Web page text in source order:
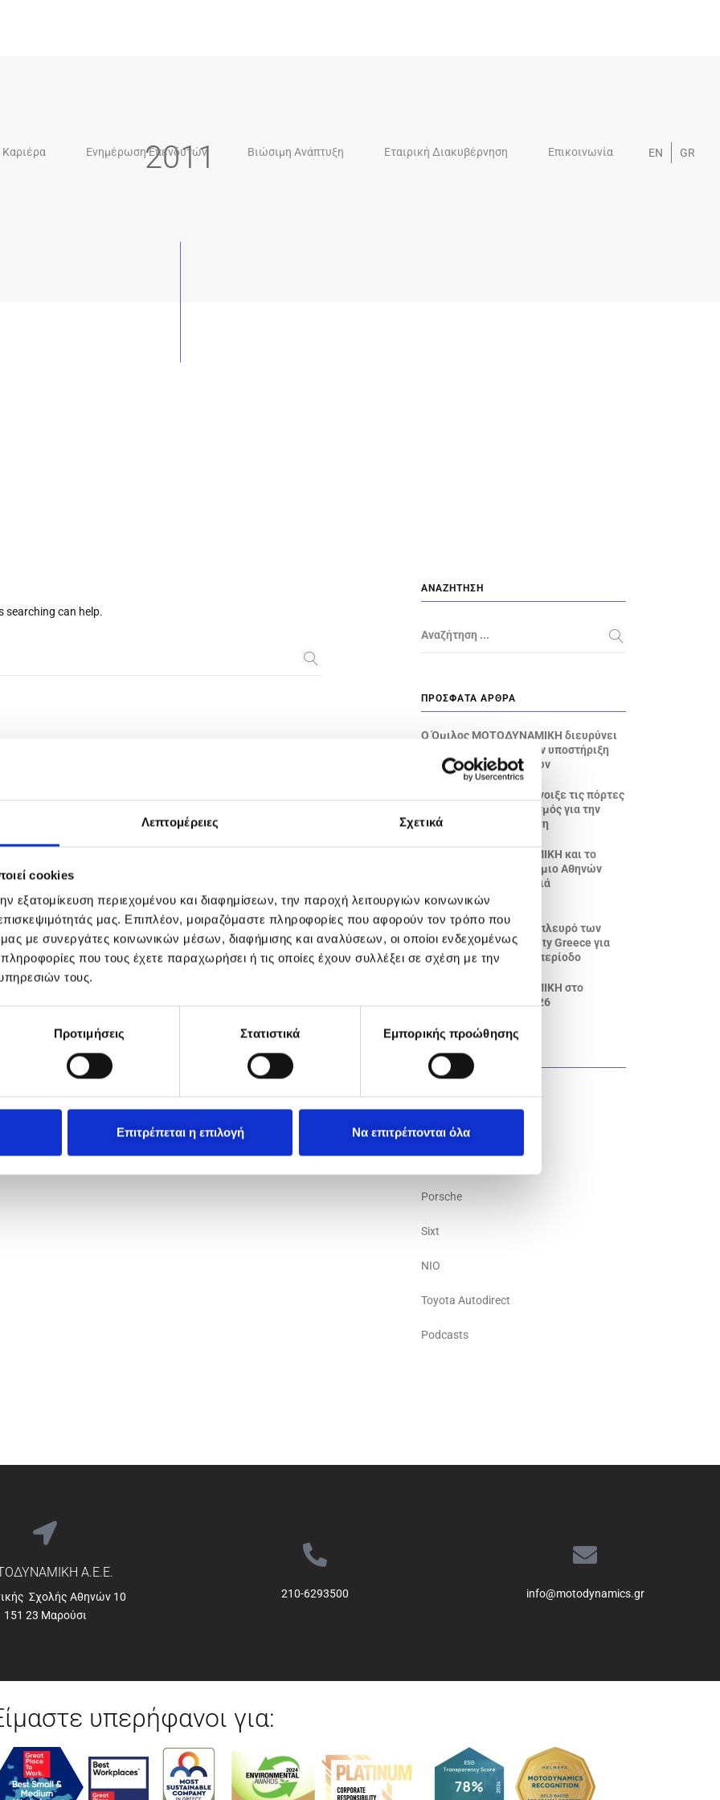
Λεπτομέρειες Σχετικά
cookies
εξατομίκευση περιεχομένου και διαφημίσεων, την παροχή λειτουργιών κοινωνικών
μας. Επιπλέον, μοιραζόμαστε πληροφορίες που αφορούν τον τρόπο που
μας με συνεργάτες κοινωνικών μέσων, διαφήμισης και αναλύσεων, οι οποίοι ενδεχομένως
που τους έχετε παραχωρήσει ή τις οποίες έχουν συλλέξει σε σχέση με την
τους.
Προτιμήσεις Στατιστικά Εμπορικής προώθησης
Επιτρέπεται η επιλογή Να επιτρέπονται όλα
Καριέρα Ενημέρωση Επενδυτών Βιώσιμη Ανάπτυξη Εταιρική Διακυβέρνηση Επικοινωνία EN GR
2011
searching can help.
ΑΝΑΖΉΤΗΣΗ
Αναζήτηση ...
ΠΡΌΣΦΑΤΑ ΆΡΘΡΑ
Ο Όμιλος ΜΟΤΟΔΥΝΑΜΙΚΗ διευρύνει
το αποτύπωμά του στην υποστήριξη
της νέας γενιάς αθλητών
Το NIO House Athens άνοιξε τις πόρτες
του: Ένας νέος προορισμός για την
premium ηλεκτροκίνηση
Ο Όμιλος ΜΟΤΟΔΥΝΑΜΙΚΗ και το
Οικονομικό Πανεπιστήμιο Αθηνών
επενδύουν στη νέα γενιά
επαγγελματιών
ΜΟΤΟΔΥΝΑΜΙΚΗ: Στο πλευρό των
εθελοντών της Humanity Greece για
ακόμη μια αντιπυρική περίοδο
Ο Όμιλος ΜΟΤΟΔΥΝΑΜΙΚΗ στο
Messinia Challenge 2026
ΚΑΤΗΓΟΡΊΕΣ ΝΈΩΝ
Μοτοδυναμική
Porsche
Sixt
NIO
Toyota Autodirect
Podcasts
Α.Ε.Ε.
Σχολής Αθηνών 10
151 23 Μαρούσι
210-6293500 info@motodynamics.gr
υπερήφανοι για: